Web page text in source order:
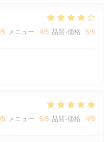
/5 メニュー : 4/5 品質-価格 : 5/5
/5 メニュー : 5/5 品質-価格 : 4/5